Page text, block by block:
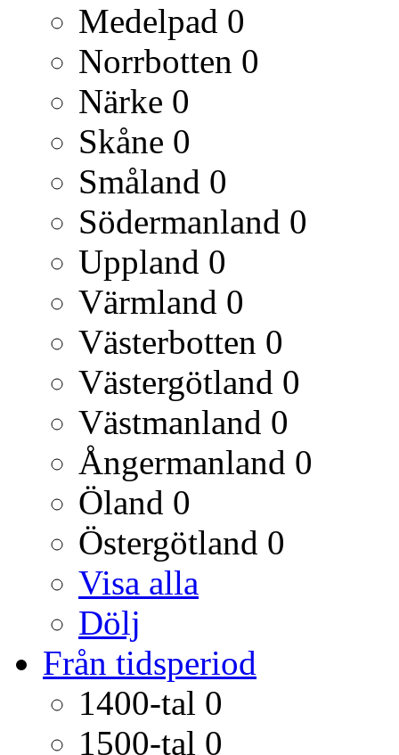
Medelpad 0
Norrbotten 0
Närke 0
Skåne 0
Småland 0
Södermanland 0
Uppland 0
Värmland 0
Västerbotten 0
Västergötland 0
Västmanland 0
Ångermanland 0
Öland 0
Östergötland 0
Visa alla
Dölj
Från tidsperiod
1400-tal 0
1500-tal 0